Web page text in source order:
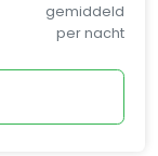
gemiddeld
per nacht